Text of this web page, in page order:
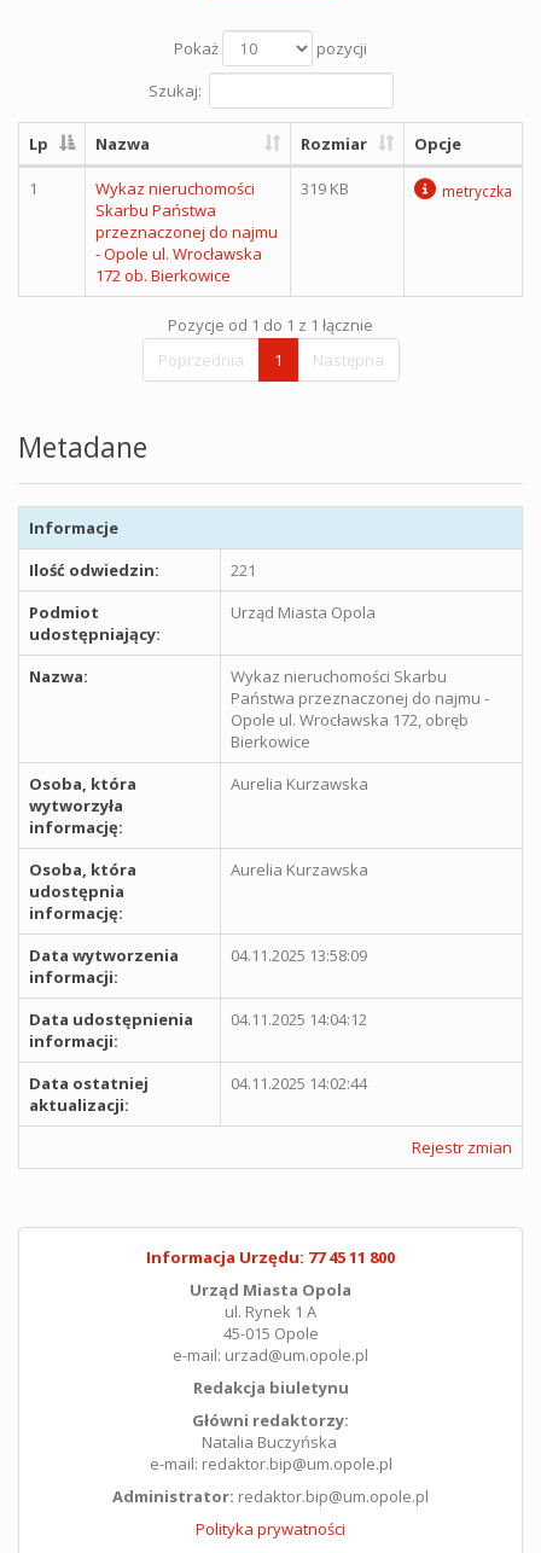
Pokaż
pozycji
Szukaj:
Lp Nazwa Rozmiar Opcje
1
Wykaz nieruchomości
Skarbu Państwa
przeznaczonej do najmu
- Opole ul. Wrocławska
172 ob. Bierkowice
319 KB metryczka
Pozycje od 1 do 1 z 1 łącznie
Poprzednia
1 Następna
Metadane
Informacje
Ilość odwiedzin:
221
Podmiot
udostępniający:
Urząd Miasta Opola
Nazwa:
Wykaz nieruchomości Skarbu
Państwa przeznaczonej do najmu -
Opole ul. Wrocławska 172, obręb
Bierkowice
Osoba, która
wytworzyła
informację:
Aurelia Kurzawska
Osoba, która
udostępnia
informację:
Aurelia Kurzawska
Data wytworzenia
informacji:
04.11.2025 13:58:09
Data udostępnienia
informacji:
04.11.2025 14:04:12
Data ostatniej
aktualizacji:
04.11.2025 14:02:44
Rejestr zmian
Informacja Urzędu: 77 45 11 800
Urząd Miasta Opola
ul. Rynek 1 A
45-015 Opole
e-mail: urzad@um.opole.pl
Redakcja biuletynu
Główni redaktorzy:
Natalia Buczyńska
e-mail: redaktor.bip@um.opole.pl
Administrator: redaktor.bip@um.opole.pl
Polityka prywatności